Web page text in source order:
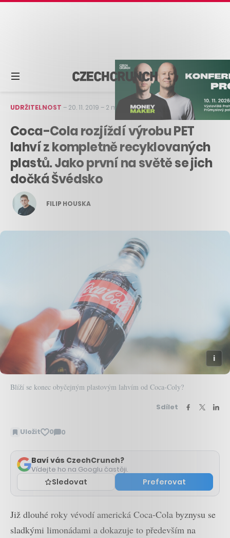
UDRŽITELNOST – 20. 11. 2019 – 2 min čtení
Coca-Cola rozjíždí výrobu PET
lahví z kompletně recyklovaných
plastů. Jako první na světě se jich
dočká Švédsko
FILIP HOUSKA
Blíží se konec obyčejným plastovým lahvím od Coca-Coly?
Sdílet
Uložit 0 0
Zobrazit
Baví vás CzechCrunch?
Vídejte ho na Googlu častěji.
Sledovat Preferovat
Již dlouhé roky vévodí americká Coca-Cola byznysu se
sladkými limonádami a dokazuje to především na